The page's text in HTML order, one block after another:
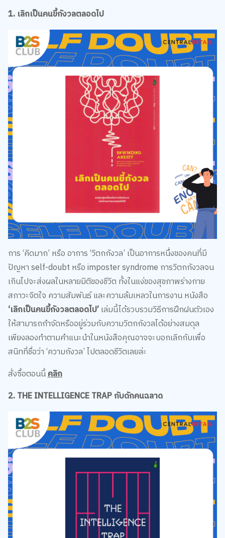
1. เลิกเป็นคนขี้กังวลตลอดไป
การ ‘คิดมาก’ หรือ อาการ ‘วิตกกังวล’ เป็นอาการหนึ่งของคนที่มี
ปัญหา self-doubt หรือ imposter syndrome การวิตกกังวลจน
เกินไปจะส่งผลในหลายมิติของชีวิต ทั้งในแง่ของสุขภาพร่างกาย
สภาวะจิตใจ ความสัมพันธ์ และความล้มเหลวในการงาน หนังสือ
‘เลิกเป็นคนขี้กังวลตลอดไป’เล่มนี้ได้รวบรวมวิธีการฝึกฝนตัวเอง
ให้สามารถกำจัดหรืออยู่ร่วมกับความวิตกกังวลได้อย่างสมดุล
เพียงลองทำตามคำแนะนำในหนังสือคุณอาจจะบอกเลิกกับเพื่อ
สนิทที่ชื่อว่า ‘ความกังวล’ ไปตลอดชีวิตเลยล่ะ
สั่งซื้อตอนนี้คลิก
2. THE INTELLIGENCE TRAP กับดักคนฉลาด